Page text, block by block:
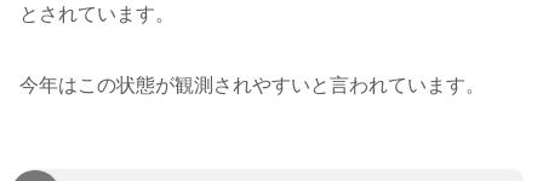
とされています。
今年はこの状態が観測されやすいと言われています。